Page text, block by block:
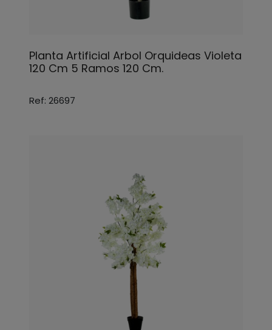
Planta Artificial Arbol Orquideas Violeta
120 Cm 5 Ramos 120 Cm.
Ref: 26697